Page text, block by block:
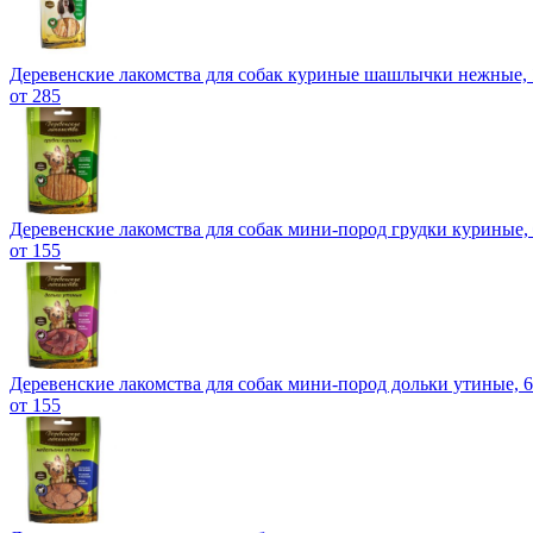
Деревенские лакомства для собак куриные шашлычки нежные,
от 285
Деревенские лакомства для собак мини-пород грудки куриные,
от 155
Деревенские лакомства для собак мини-пород дольки утиные,
от 155